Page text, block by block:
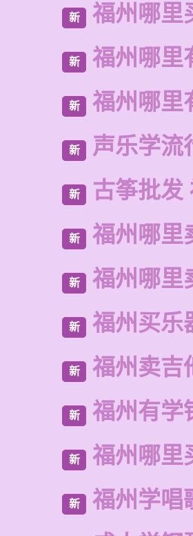
新 福州哪里
新 福州哪里
新 福州哪里
新 声乐学流
新 古筝批发
新 福州哪里
新 福州哪里
新 福州买乐
新 福州卖吉
新 福州有学
新 福州哪里
新
福州学唱